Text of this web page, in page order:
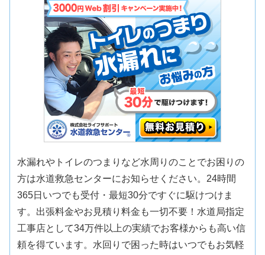
水漏れやトイレのつまりなど水周りのことでお困りの
方は水道救急センターにお知らせください。24時間
365日いつでも受付・最短30分ですぐに駆けつけま
す。出張料金やお見積り料金も一切不要！水道局指定
工事店として34万件以上の実績でお客様からも高い信
頼を得ています。水回りで困った時はいつでもお気軽